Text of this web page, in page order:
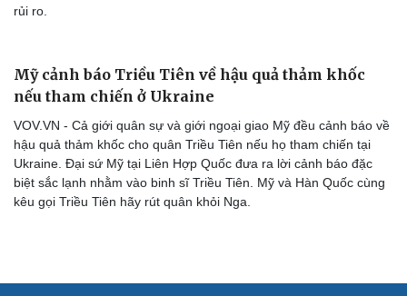
rủi ro.
Mỹ cảnh báo Triều Tiên về hậu quả thảm khốc
nếu tham chiến ở Ukraine
VOV.VN - Cả giới quân sự và giới ngoại giao Mỹ đều cảnh báo về
hậu quả thảm khốc cho quân Triều Tiên nếu họ tham chiến tại
Ukraine. Đại sứ Mỹ tại Liên Hợp Quốc đưa ra lời cảnh báo đặc
biệt sắc lạnh nhằm vào binh sĩ Triều Tiên. Mỹ và Hàn Quốc cùng
kêu gọi Triều Tiên hãy rút quân khỏi Nga.